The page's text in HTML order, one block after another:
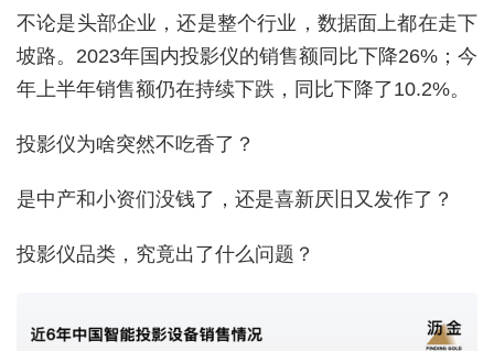
不论是头部企业，还是整个行业，数据面上都在走下
坡路。2023年国内投影仪的销售额同比下降26%；今
年上半年销售额仍在持续下跌，同比下降了10.2%。
投影仪为啥突然不吃香了？
是中产和小资们没钱了，还是喜新厌旧又发作了？
投影仪品类，究竟出了什么问题？